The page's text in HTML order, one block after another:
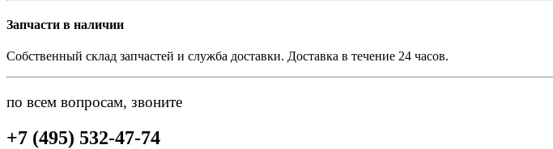
Запчасти в наличии
Собственный склад запчастей и служба доставки. Доставка в течение 24 часов.
по всем вопросам, звоните
+7 (495) 532-47-74